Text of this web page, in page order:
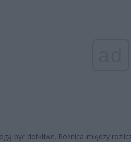
być dotkliwe. Różnica między